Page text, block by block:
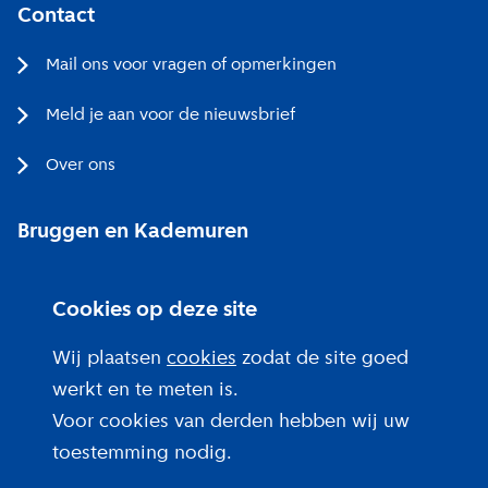
Cookies op deze site
Wij plaatsen cookies zodat de site goed
werkt en te meten is.
Voor cookies van derden hebben wij uw
toestemming nodig.
Contact
Mail ons voor vragen of opmerkingen
Meld je aan voor de nieuwsbrief
Over ons
Bruggen en Kademuren